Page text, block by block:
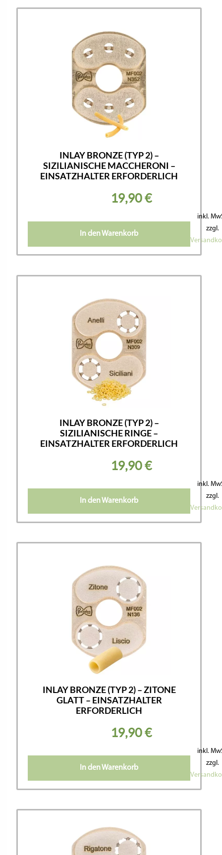
INLAY BRONZE (TYP 2) –
SIZILIANISCHE MACCHERONI –
EINSATZHALTER ERFORDERLICH
19,90€
In den Warenkorb
inkl.
zzgl.
INLAY BRONZE (TYP 2) –
SIZILIANISCHE RINGE –
EINSATZHALTER ERFORDERLICH
19,90€
In den Warenkorb
inkl.
zzgl.
INLAY BRONZE (TYP 2) – ZITONE
GLATT – EINSATZHALTER
ERFORDERLICH
19,90€
In den Warenkorb
inkl.
zzgl.